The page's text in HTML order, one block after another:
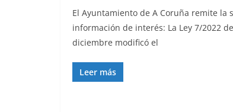
El Ayuntamiento de A Coruña remite la
información de interés: La Ley 7/2022
diciembre modificó el
Leer más